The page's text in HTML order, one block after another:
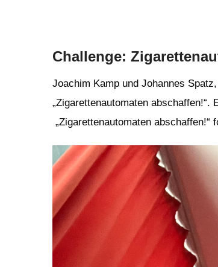
Challenge:
Joachim Kamp und Johannes
„Zigarettenautomaten
„Zigarettenautomaten abschaffen!“